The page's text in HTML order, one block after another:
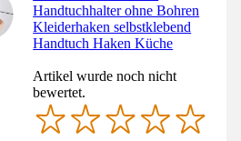
Handtuchhalter ohne Bohren
Kleiderhaken selbstklebend
Handtuch Haken Küche
Artikel wurde noch nicht
bewertet.